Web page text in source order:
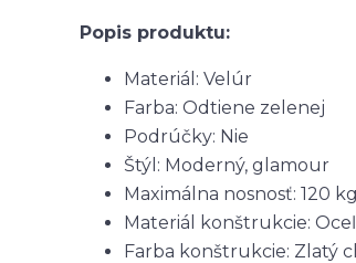
Popis produktu:
Materiál: Velúr
Farba: Odtiene zelenej
Podrúčky: Nie
Štýl: Moderný, glamour
Maximálna nosnosť: 120 kg
Materiál konštrukcie: Oceľ
Farba konštrukcie: Zlatý